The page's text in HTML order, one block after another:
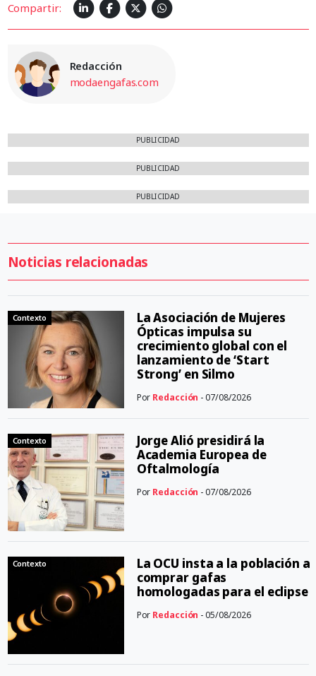
Compartir:
Redacción
modaengafas.com
PUBLICIDAD
PUBLICIDAD
PUBLICIDAD
Noticias relacionadas
Contexto
La Asociación de Mujeres
Ópticas impulsa su
crecimiento global con el
lanzamiento de ‘Start
Strong’ en Silmo
Por Redacción - 07/08/2026
Contexto
Jorge Alió presidirá la
Academia Europea de
Oftalmología
Por Redacción - 07/08/2026
Contexto
La OCU insta a la población a
comprar gafas
homologadas para el eclipse
Por Redacción - 05/08/2026